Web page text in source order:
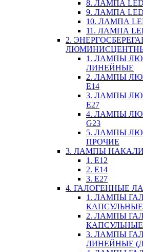
8. ЛАМПА LED
9. ЛАМПА LED
10. ЛАМПА
11. ЛАМПА
2.
1. ЛАМПЫ
ЛИНЕЙНЫЕ
2. ЛАМПЫ
E14
3. ЛАМПЫ
E27
4. ЛАМПЫ
G23
5. ЛАМПЫ
ПРОЧИЕ
3. ЛАМПЫ
1. E12
2. Е14
3. Е27
4. ГАЛОГЕННЫЕ
1. ЛАМПЫ
КАПСУЛЬНЫЕ
2. ЛАМПЫ
3. ЛАМПЫ
ЛИНЕЙНЫЕ